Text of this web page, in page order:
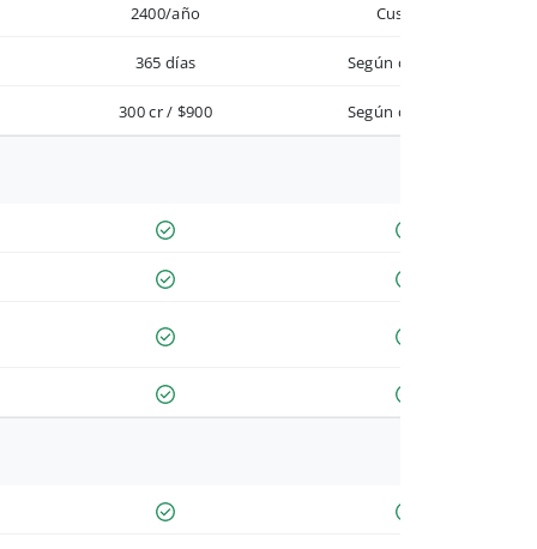
2400/año Custom
365 días Según contrato
300 cr / $900 Según contrato